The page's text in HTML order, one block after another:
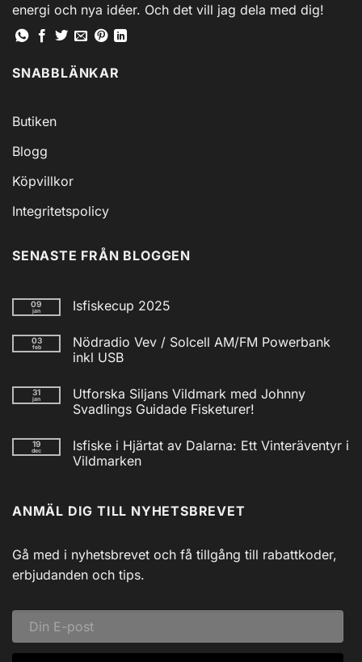
energi och nya idéer. Och det vill jag dela med dig!
SNABBLÄNKAR
Butiken
Blogg
Köpvillkor
Integritetspolicy
SENASTE FRÅN BLOGGEN
09
jan Isfiskecup 2025
till
Isfiskecup
2025
03
feb
Nödradio Vev / Solcell AM/FM Powerbank
inkl USB
till
Nödradio
Vev
AM/FM
Powerbank
inkl
31
jan
Utforska Siljans Vildmark med Johnny
Svadlings Guidade Fisketurer!
till
Utforska
Siljans
Svadlings
Guidade
19
dec
Isfiske i Hjärtat av Dalarna: Ett Vinteräventyr i
Vildmarken
Isfiske
i
Dalarna:
Ett
Vinteräventyr
i
ANMÄL DIG TILL NYHETSBREVET
Gå med i nyhetsbrevet och få tillgång till rabattkoder,
erbjudanden och tips.